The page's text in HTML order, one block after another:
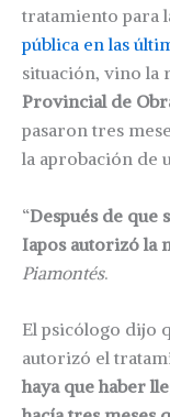
tratamiento para
pública en las
situación, vino la
Provincial de
pasaron tres
la aprobación de
“Después de que
Iapos autorizó la
Piamontés.
El psicólogo dijo
autorizó el
haya que haber